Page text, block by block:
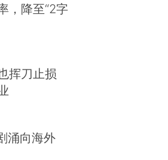
，降至“2字
挥刀止损
涌向海外